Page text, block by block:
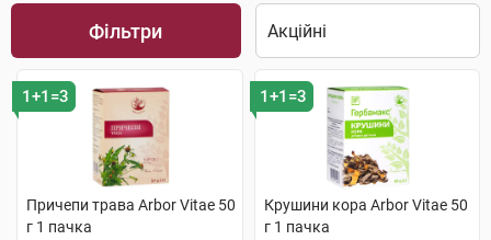
Фільтри
1+1=3
Причепи трава Arbor Vitae 50
г 1 пачка
1+1=3
Крушини кора Arbor Vitae 50
г 1 пачка